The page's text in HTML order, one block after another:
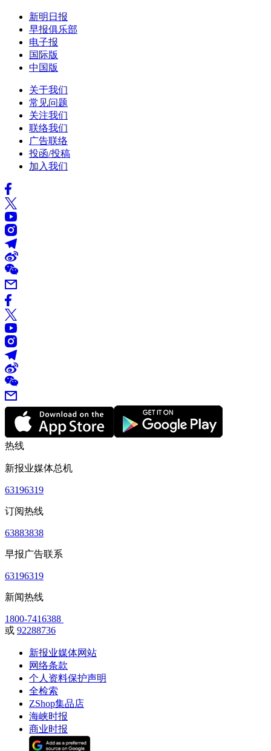
新明日报
早报俱乐部
电子报
国际版
中国版
关于我们
常见问题
关注我们
联络我们
广告联络
投函/投稿
加入我们
热线
新报业媒体总机
63196319
订阅热线
63883838
早报广告联系
63196319
新闻热线
1800-7416388
或 92288736
新报业媒体网站
网络条款
个人资料保护声明
全检索
ZShop集品店
海峡时报
商业时报